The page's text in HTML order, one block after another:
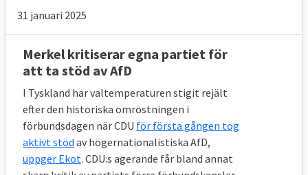
31 januari 2025
Merkel kritiserar egna partiet för
att ta stöd av AfD
I Tyskland har valtemperaturen stigit rejält
efter den historiska omröstningen i
förbundsdagen när CDU för första gången tog
aktivt stöd av högernationalistiska AfD,
uppger Ekot. CDU:s agerande får bland annat